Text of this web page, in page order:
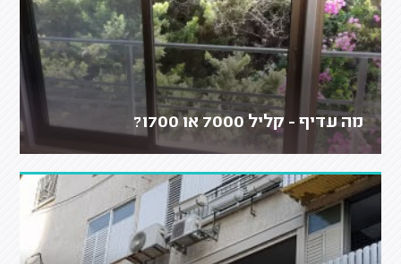
מה עדיף - קליל 7000 או 1700?